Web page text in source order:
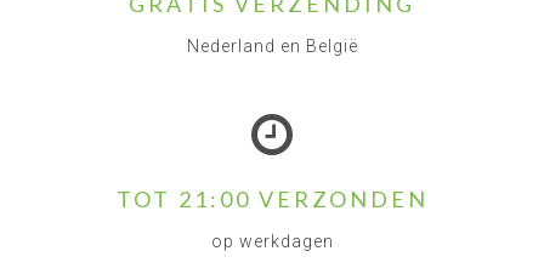
Nederland en België
TOT 21:00 VERZONDEN
op werkdagen